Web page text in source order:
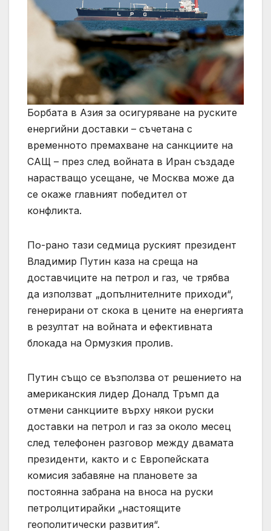
Борбата в Азия за осигуряване на руските
енергийни доставки – съчетана с
временното премахване на санкциите на
САЩ – през след войната в Иран създаде
нарастващо усещане, че Москва може да
се окаже главният победител от
конфликта.
По-рано тази седмица руският президент
Владимир Путин каза на среща на
доставчиците на петрол и газ, че трябва
да използват „допълнителните приходи“,
генерирани от скока в цените на енергията
в резултат на войната и ефективната
блокада на Ормузкия пролив.
Путин също се възползва от решението на
американския лидер Доналд Тръмп да
отмени санкциите върху някои руски
доставки на петрол и газ за около месец
след телефонен разговор между двамата
президенти, както и с Европейската
комисия забавяне на плановете за
постоянна забрана на вноса на руски
петролцитирайки „настоящите
геополитически развития“.